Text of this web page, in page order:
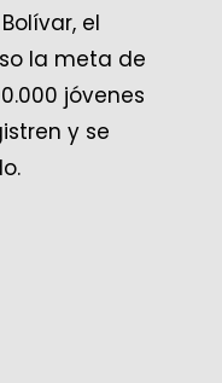
el
la meta de
jóvenes
y se